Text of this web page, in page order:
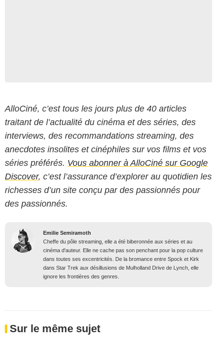
AlloCiné, c’est tous les jours plus de 40 articles
traitant de l’actualité du cinéma et des séries, des
interviews, des recommandations streaming, des
anecdotes insolites et cinéphiles sur vos films et vos
séries préférés. Vous abonner à AlloCiné sur Google
Discover, c’est l’assurance d’explorer au quotidien les
richesses d’un site conçu par des passionnés pour
des passionnés.
Emilie Semiramoth
Cheffe du pôle streaming, elle a été biberonnée aux séries et au
cinéma d'auteur. Elle ne cache pas son penchant pour la pop culture
dans toutes ses excentricités. De la bromance entre Spock et Kirk
dans Star Trek aux désillusions de Mulholland Drive de Lynch, elle
ignore les frontières des genres.
Sur le même sujet